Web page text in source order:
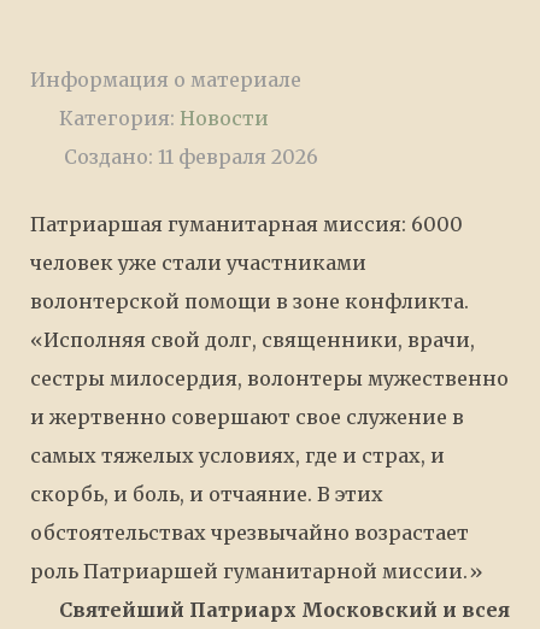
Информация о материале
Категория: Новости
Создано: 11 февраля 2026
Патриаршая гуманитарная миссия: 6000
человек уже стали участниками
волонтерской помощи в зоне конфликта.
«Исполняя свой долг, священники, врачи,
сестры милосердия, волонтеры мужественно
и жертвенно совершают свое служение в
самых тяжелых условиях, где и страх, и
скорбь, и боль, и отчаяние. В этих
обстоятельствах чрезвычайно возрастает
роль Патриаршей гуманитарной миссии.»
Святейший Патриарх Московский и всея